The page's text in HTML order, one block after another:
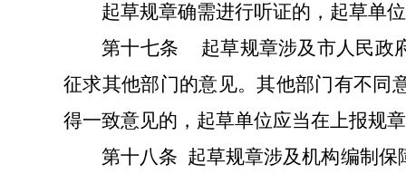
起草规章确需进行听证的，起草单
第十七条
起草规章涉及市人民政
征求其他部门的意见。其他部门有不同
得一致意见的，起草单位应当在上报规
第十八条 起草规章涉及机构编制